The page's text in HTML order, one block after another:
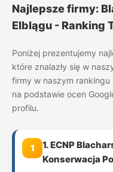
Najlepsze firmy:
Elblągu - Ranking
Poniżej prezentujemy
które znalazły się w
firmy w naszym rankingu
na podstawie ocen
profilu.
1
1. ECNP
Konserwacja